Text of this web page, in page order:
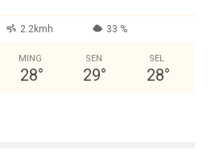
2.2kmh 33 %
MING
28°
SEN
29°
SEL
28°